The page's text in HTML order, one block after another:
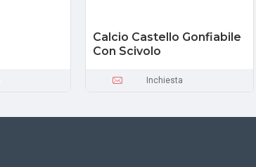
Calcio Castello Gonfiabile
Con Scivolo
Inchiesta